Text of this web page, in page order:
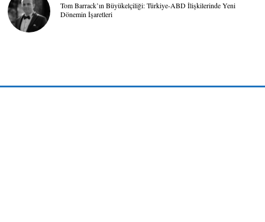
Tom Barrack’ın Büyükelçiliği: Türkiye-ABD İlişkilerinde Yeni
Dönemin İşaretleri